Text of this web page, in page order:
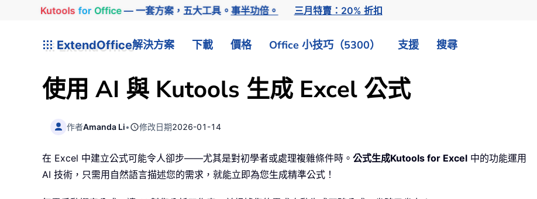
Kutools for Office— 一套方案，五大工具。事半功倍。 三月特賣：20% 折扣
ExtendOffice解決方案 下載 價格 Office 小技巧（5300） 支援 搜尋
使用 AI 與 Kutools 生成 Excel 公式
作者Amanda Li• 修改日期2026-01-14
在 Excel 中建立公式可能令人卻步——尤其是對初學者或處理複雜條件時。 公式生成Kutools for Excel 中的功能運用
AI 技術，只需用自然語言描述您的需求，就能立即為您生成精準公式！